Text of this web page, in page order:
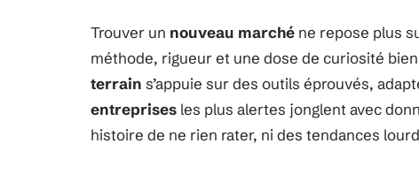
Trouver un nouveau marché ne repose plus
méthode, rigueur et une dose de curiosité bien
terrain s’appuie sur des outils éprouvés,
entreprises les plus alertes jonglent avec
histoire de ne rien rater, ni des tendances